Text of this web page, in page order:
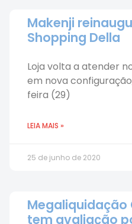
Makenji
Shopping Della
Loja volta a atender
em nova
feira (29)
LEIA MAIS »
25 de junho de 2020
Megaliquidação
tem avaliação